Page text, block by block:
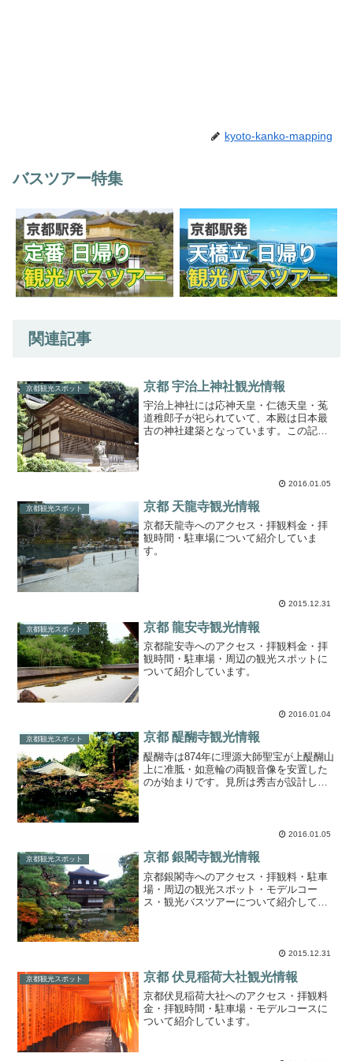
kyoto-kanko-mapping
バスツアー特集
関連記事
京都観光スポット 京都 宇治上神社観光情報
宇治上神社には応神天皇・仁徳天皇・菟
道稚郎子が祀られていて、本殿は日本最
古の神社建築となっています。この記事
2016.01.05
京都観光スポット 京都 天龍寺観光情報
京都天龍寺へのアクセス・拝観料金・拝
観時間・駐車場について紹介していま
す。
2015.12.31
京都観光スポット 京都 龍安寺観光情報
京都龍安寺へのアクセス・拝観料金・拝
観時間・駐車場・周辺の観光スポットに
ついて紹介しています。
2016.01.04
京都観光スポット 京都 醍醐寺観光情報
醍醐寺は874年に理源大師聖宝が上醍醐山
上に准胝・如意輪の両観音像を安置した
のが始まりです。見所は秀吉が設計した
2016.01.05
京都観光スポット 京都 銀閣寺観光情報
京都銀閣寺へのアクセス・拝観料・駐車
場・周辺の観光スポット・モデルコー
ス・観光バスツアーについて紹介してい
2015.12.31
京都観光スポット 京都 伏見稲荷大社観光情報
京都伏見稲荷大社へのアクセス・拝観料
金・拝観時間・駐車場・モデルコースに
ついて紹介しています。